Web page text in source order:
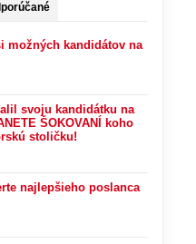
možných kandidátov na
svoju kandidátku na
ŠOKOVANÍ koho
stoličku!
najlepšieho poslanca